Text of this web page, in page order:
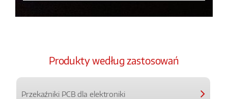
Produkty według zastosowań
Przekaźniki PCB dla elektroniki